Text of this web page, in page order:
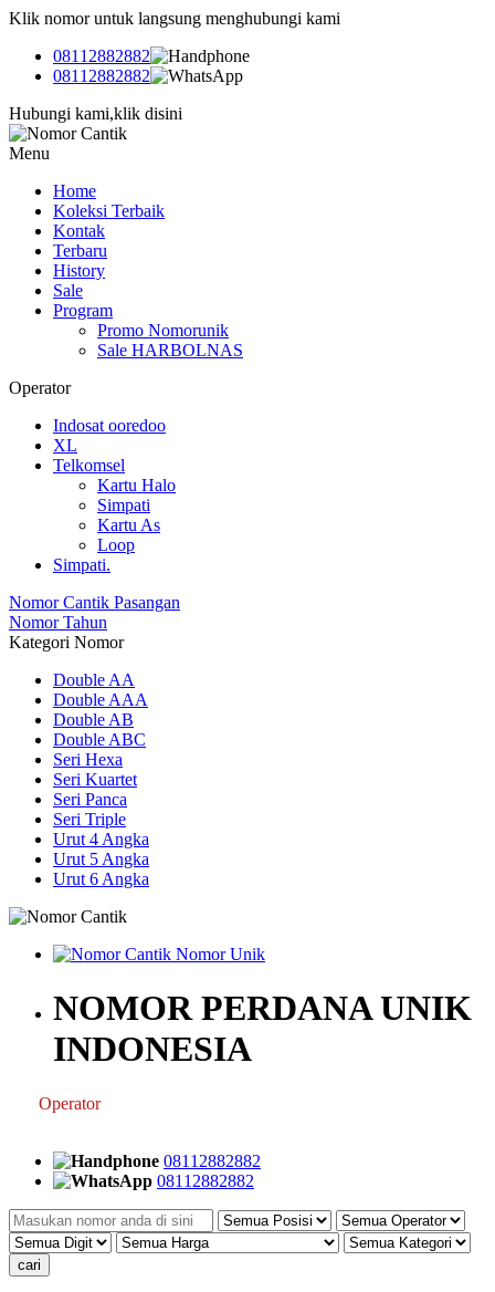
Klik nomor untuk langsung menghubungi kami
08112882882
08112882882
Hubungi kami,klik disini
Menu
Home
Koleksi Terbaik
Kontak
Terbaru
History
Sale
Program
Promo Nomorunik
Sale HARBOLNAS
Operator
Indosat ooredoo
XL
Telkomsel
Kartu Halo
Simpati
Kartu As
Loop
Simpati.
Nomor Cantik Pasangan
Nomor Tahun
Kategori Nomor
Double AA
Double AAA
Double AB
Double ABC
Seri Hexa
Seri Kuartet
Seri Panca
Seri Triple
Urut 4 Angka
Urut 5 Angka
Urut 6 Angka
NOMOR PERDANA UNIK
INDONESIA
Operator
08112882882
08112882882